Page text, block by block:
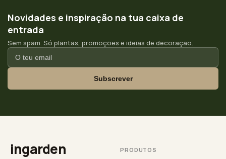
Novidades e inspiração na tua caixa de
entrada
Sem spam. Só plantas, promoções e ideias de decoração.
Subscrever
ingarden PRODUTOS